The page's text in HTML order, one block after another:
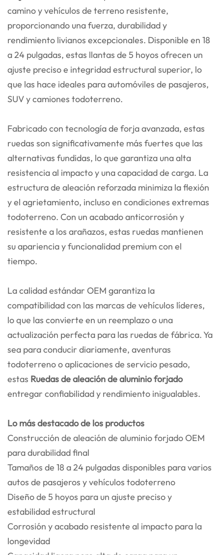
camino y vehículos de terreno resistente,
proporcionando una fuerza, durabilidad y
rendimiento livianos excepcionales. Disponible en 18
a 24 pulgadas, estas llantas de 5 hoyos ofrecen un
ajuste preciso e integridad estructural superior, lo
que las hace ideales para automóviles de pasajeros,
SUV y camiones todoterreno.
Fabricado con tecnología de forja avanzada, estas
ruedas son significativamente más fuertes que las
alternativas fundidas, lo que garantiza una alta
resistencia al impacto y una capacidad de carga. La
estructura de aleación reforzada minimiza la flexión
y el agrietamiento, incluso en condiciones extremas
todoterreno. Con un acabado anticorrosión y
resistente a los arañazos, estas ruedas mantienen
su apariencia y funcionalidad premium con el
tiempo.
La calidad estándar OEM garantiza la
compatibilidad con las marcas de vehículos líderes,
lo que las convierte en un reemplazo o una
actualización perfecta para las ruedas de fábrica. Ya
sea para conducir diariamente, aventuras
todoterreno o aplicaciones de servicio pesado,
estas Ruedas de aleación de aluminio forjado
entregar confiabilidad y rendimiento inigualables.
Lo más destacado de los productos
Construcción de aleación de aluminio forjado OEM
para durabilidad final
Tamaños de 18 a 24 pulgadas disponibles para varios
autos de pasajeros y vehículos todoterreno
Diseño de 5 hoyos para un ajuste preciso y
estabilidad estructural
Corrosión y acabado resistente al impacto para la
longevidad